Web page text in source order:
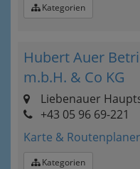
Kategorien
Hubert Auer
m.b.H. & Co KG
Liebenauer
+43 05 96 69-221
Karte & Routenplaner
Kategorien